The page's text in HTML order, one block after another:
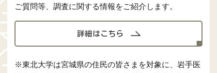
ご質問等、調査に関する情報をご紹介します。
詳細はこちら
※東北大学は宮城県の住民の皆さまを対象に、岩手医